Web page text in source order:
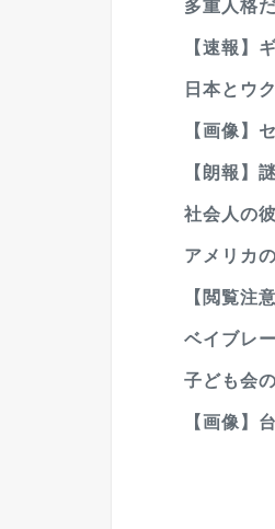
多重人格
【速報】
日本とウ
【画像】
【朗報】
社会人の
アメリカ
【閲覧注
ベイブレ
子ども会
【画像】